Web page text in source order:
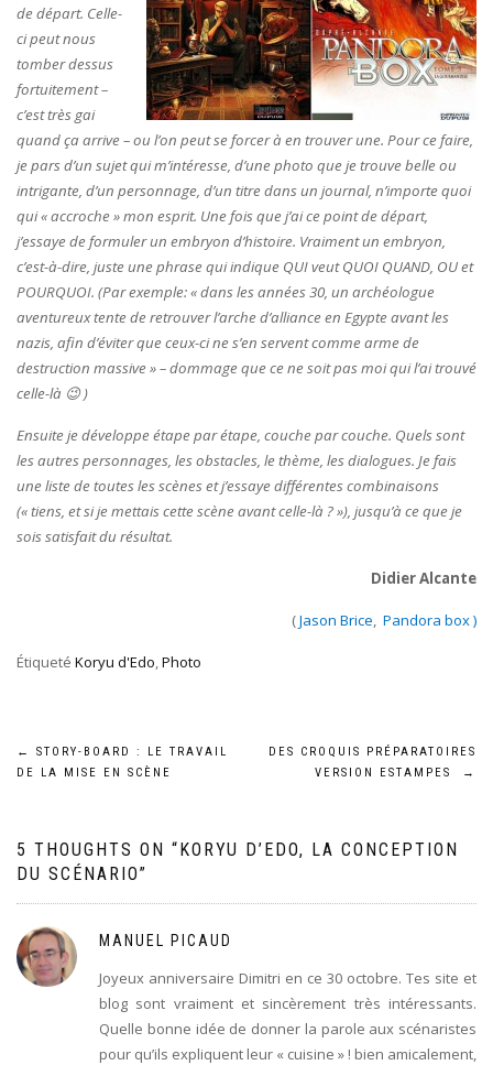
de départ. Celle-
ci peut nous
tomber dessus
fortuitement –
c’est très gai
quand ça arrive – ou l’on peut se forcer à en trouver une. Pour ce faire,
je pars d’un sujet qui m’intéresse, d’une photo que je trouve belle ou
intrigante, d’un personnage, d’un titre dans un journal, n’importe quoi
qui « accroche » mon esprit. Une fois que j’ai ce point de départ,
j’essaye de formuler un embryon d’histoire. Vraiment un embryon,
c’est-à-dire, juste une phrase qui indique QUI veut QUOI QUAND, OU et
POURQUOI. (Par exemple: « dans les années 30, un archéologue
aventureux tente de retrouver l’arche d’alliance en Egypte avant les
nazis, afin d’éviter que ceux-ci ne s’en servent comme arme de
destruction massive » – dommage que ce ne soit pas moi qui l’ai trouvé
celle-là 😉 )
Ensuite je développe étape par étape, couche par couche. Quels sont
les autres personnages, les obstacles, le thème, les dialogues. Je fais
une liste de toutes les scènes et j’essaye différentes combinaisons
(« tiens, et si je mettais cette scène avant celle-là ? »), jusqu’à ce que je
sois satisfait du résultat.
Didier Alcante
(Jason Brice, Pandora box )
Étiqueté Koryu d'Edo,Photo
Navigation
l’article
←
STORY-BOARD : LE TRAVAIL
DE LA MISE EN SCÈNE
DES CROQUIS PRÉPARATOIRES
VERSION ESTAMPES
→
5 THOUGHTS ON “KORYU D’EDO, LA CONCEPTION
DU SCÉNARIO”
MANUEL PICAUD
Joyeux anniversaire Dimitri en ce 30 octobre. Tes site et
blog sont vraiment et sincèrement très intéressants.
Quelle bonne idée de donner la parole aux scénaristes
pour qu’ils expliquent leur « cuisine » ! bien amicalement,